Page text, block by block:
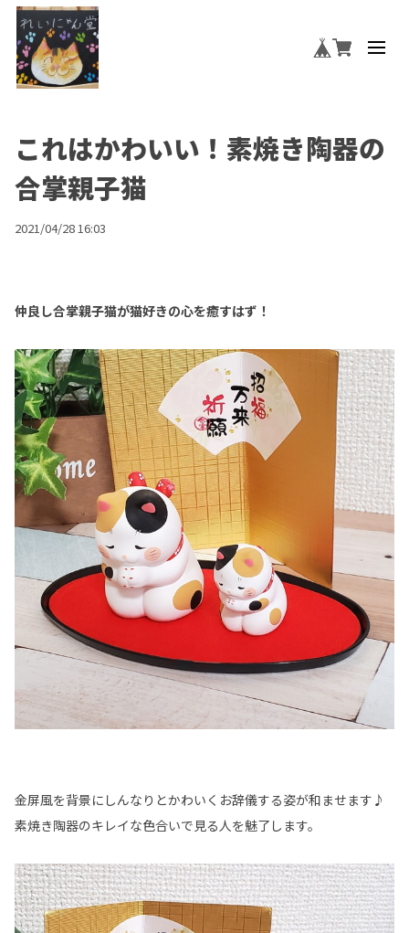
これはかわいい！素焼き陶器の
合掌親子猫
2021/04/28 16:03
仲良し合掌親子猫が猫好きの心を癒すはず！
金屏風を背景にしんなりとかわいくお辞儀する姿が和ませます♪
素焼き陶器のキレイな色合いで見る人を魅了します。